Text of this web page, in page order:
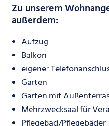
Zu unserem
außerdem:
Aufzug
Balkon
eigener
Garten
Garten mit
Mehrzwecksaal für